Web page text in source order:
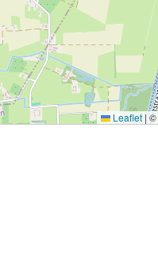
Leaflet |©